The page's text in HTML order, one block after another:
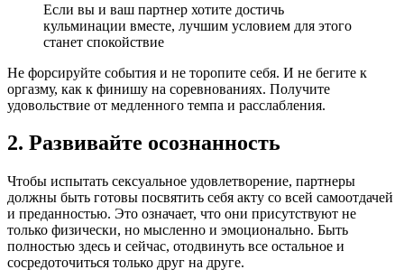
Если вы и ваш партнер хотите достичь
кульминации вместе, лучшим условием для этого
станет спокойствие
Не форсируйте события и не торопите себя. И не бегите к
оргазму, как к финишу на соревнованиях. Получите
удовольствие от медленного темпа и расслабления.
2. Развивайте осознанность
Чтобы испытать сексуальное удовлетворение, партнеры
должны быть готовы посвятить себя акту со всей самоотдачей
и преданностью. Это означает, что они присутствуют не
только физически, но мысленно и эмоционально. Быть
полностью здесь и сейчас, отодвинуть все остальное и
сосредоточиться только друг на друге.